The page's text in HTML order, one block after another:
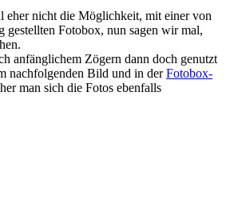
eher nicht die Möglichkeit, mit einer von
gestellten Fotobox, nun sagen wir mal,
anfänglichem Zögern dann doch genutzt
nachfolgenden Bild und in derFotobox-
man sich die Fotos ebenfalls